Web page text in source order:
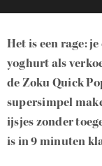
Het is een rage:
yoghurt als
de Zoku Quick
supersimpel
ijsjes zonder
is in 9 minuten